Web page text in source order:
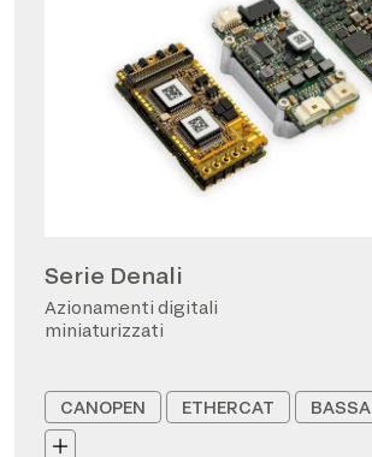
Serie Denali
Azionamenti digitali
miniaturizzati
CANOPEN ETHERCAT